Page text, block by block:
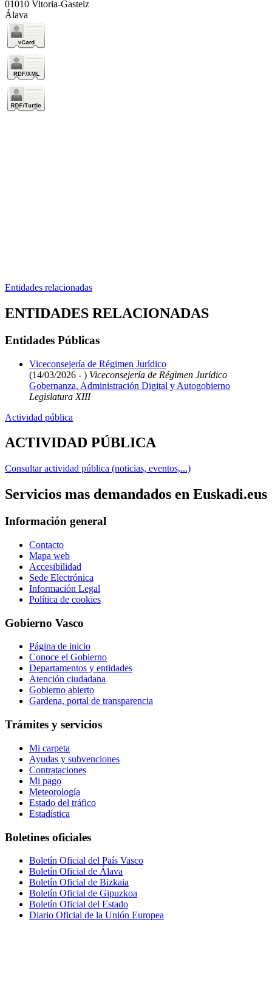
01010 Vitoria-Gasteiz
Álava
Entidades relacionadas
ENTIDADES RELACIONADAS
Entidades Públicas
Viceconsejería de Régimen Jurídico
(14/03/2026 - ) Viceconsejería de Régimen Jurídico
Gobernanza, Administración Digital y Autogobierno
Legislatura XIII
Actividad pública
ACTIVIDAD PÚBLICA
Consultar actividad pública (noticias, eventos,...)
Servicios mas demandados en Euskadi.eus
Información general
Contacto
Mapa web
Accesibilidad
Sede Electrónica
Información Legal
Política de cookies
Gobierno Vasco
Página de inicio
Conoce el Gobierno
Departamentos y entidades
Atención ciudadana
Gobierno abierto
Gardena, portal de transparencia
Trámites y servicios
Mi carpeta
Ayudas y subvenciones
Contrataciones
Mi pago
Meteorología
Estado del tráfico
Estadística
Boletines oficiales
Boletín Oficial del País Vasco
Boletín Oficial de Álava
Boletín Oficial de Bizkaia
Boletín Oficial de Gipuzkoa
Boletín Oficial del Estado
Diario Oficial de la Unión Europea